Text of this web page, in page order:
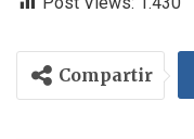
Compartir